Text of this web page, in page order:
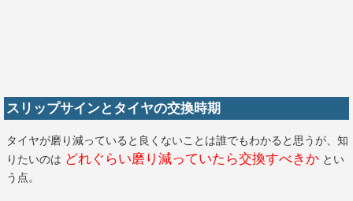
スリップサインとタイヤの交換時期
タイヤが磨り減っていると良くないことは誰でもわかると思うが、知
りたいのは どれぐらい磨り減っていたら交換すべきか とい
う点。